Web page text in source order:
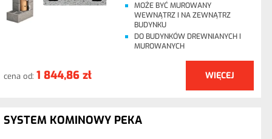
MOŻE BYĆ MUROWANY
WEWNĄTRZ I NA ZEWNĄTRZ
BUDYNKU
DO BUDYNKÓW DREWNIANYCH I
MUROWANYCH
cena od: 1 844,86 zł WIĘCEJ
SYSTEM KOMINOWY PEKA